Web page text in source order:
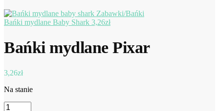
Bańki mydlane Baby Shark 3,26zł
Bańki mydlane Pixar
3,26zł
Na stanie
ilość